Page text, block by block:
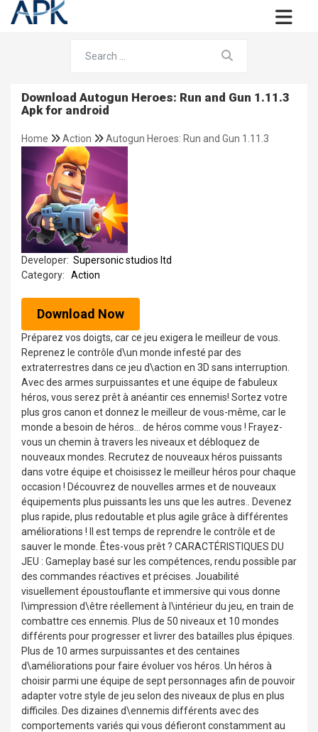
Download Autogun Heroes: Run and Gun 1.11.3
Apk for android
Home Action Autogun Heroes: Run and Gun 1.11.3
Developer: Supersonic studios ltd
Category:
Action
Download Now
Préparez vos doigts, car ce jeu exigera le meilleur de vous.
Reprenez le contrôle d\un monde infesté par des
extraterrestres dans ce jeu d\action en 3D sans interruption.
Avec des armes surpuissantes et une équipe de fabuleux
héros, vous serez prêt à anéantir ces ennemis! Sortez votre
plus gros canon et donnez le meilleur de vous-même, car le
monde a besoin de héros... de héros comme vous ! Frayez-
vous un chemin à travers les niveaux et débloquez de
nouveaux mondes. Recrutez de nouveaux héros puissants
dans votre équipe et choisissez le meilleur héros pour chaque
occasion ! Découvrez de nouvelles armes et de nouveaux
équipements plus puissants les uns que les autres.. Devenez
plus rapide, plus redoutable et plus agile grâce à différentes
améliorations ! Il est temps de reprendre le contrôle et de
sauver le monde. Êtes-vous prêt ? CARACTÉRISTIQUES DU
JEU : Gameplay basé sur les compétences, rendu possible par
des commandes réactives et précises. Jouabilité
visuellement époustouflante et immersive qui vous donne
l\impression d\être réellement à l\intérieur du jeu, en train de
combattre ces ennemis. Plus de 50 niveaux et 10 mondes
différents pour progresser et livrer des batailles plus épiques.
Plus de 10 armes surpuissantes et des centaines
d\améliorations pour faire évoluer vos héros. Un héros à
choisir parmi une équipe de sept personnages afin de pouvoir
adapter votre style de jeu selon des niveaux de plus en plus
difficiles. Des dizaines d\ennemis différents avec des
comportements variés qui vous défieront constamment au